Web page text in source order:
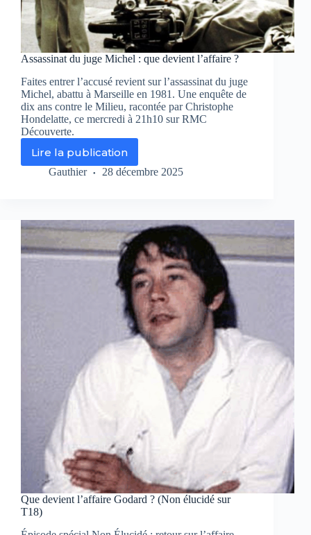
Assassinat du juge Michel : que devient l’affaire ?
Faites entrer l’accusé revient sur l’assassinat du juge
Michel, abattu à Marseille en 1981. Une enquête de
dix ans contre le Milieu, racontée par Christophe
Hondelatte, ce mercredi à 21h10 sur RMC
Découverte.
Lire la publication
Assassinat
du
que
devient
l’affaire
?
Gauthier 28 décembre 2025
Que devient l’affaire Godard ? (Non élucidé sur
T18)